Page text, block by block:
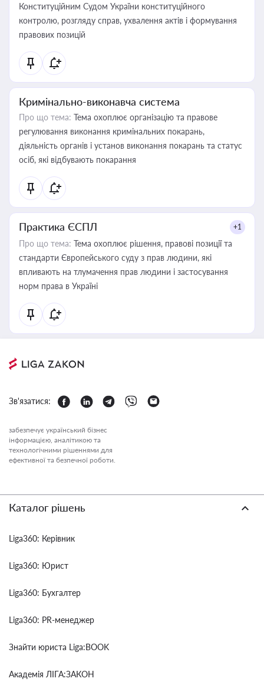
Конституційним Судом України конституційного
контролю, розгляду справ, ухвалення актів і формування
правових позицій
Кримінально-виконавча система
Про що тема: Тема охоплює організацію та правове
регулювання виконання кримінальних покарань,
діяльність органів і установ виконання покарань та статус
осіб, які відбувають покарання
Практика ЄСПЛ +1
Про що тема: Тема охоплює рішення, правові позиції та
стандарти Європейського суду з прав людини, які
впливають на тлумачення прав людини і застосування
норм права в Україні
Зв'язатися:
забезпечує український бізнес
інформацією, аналітикою та
технологічними рішеннями для
ефективної та безпечної роботи.
Каталог рішень
Liga360: Керівник
Liga360: Юрист
Liga360: Бухгалтер
Liga360: PR-менеджер
Знайти юриста Liga:BOOK
Академія ЛІГА:ЗАКОН